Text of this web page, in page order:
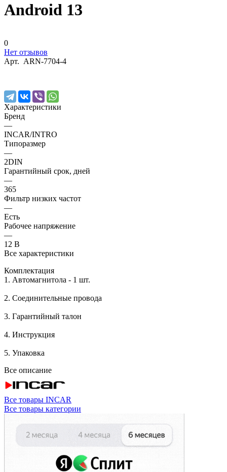
Android 13
0
Нет отзывов
Арт. ARN-7704-4
Характеристики
Бренд
—
INCAR/INTRO
Типоразмер
—
2DIN
Гарантийный срок, дней
—
365
Фильтр низких частот
—
Есть
Рабочее напряжение
—
12 B
Все характеристики
Комплектация
1. Автомагнитола - 1 шт.
2. Соединительные провода
3. Гарантийный талон
4. Инструкция
5. Упаковка
Все описание
Все товары INCAR
Все товары категории